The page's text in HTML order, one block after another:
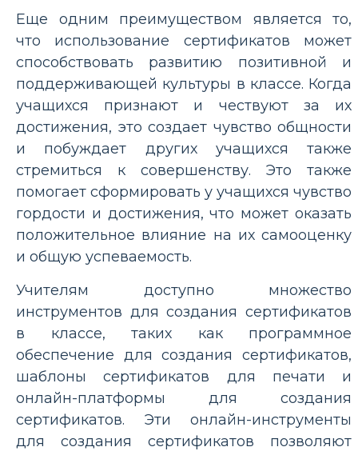
Еще одним преимуществом является то,
что использование сертификатов может
способствовать развитию позитивной и
поддерживающей культуры в классе. Когда
учащихся признают и чествуют за их
достижения, это создает чувство общности
и побуждает других учащихся также
стремиться к совершенству. Это также
помогает сформировать у учащихся чувство
гордости и достижения, что может оказать
положительное влияние на их самооценку
и общую успеваемость.
Учителям доступно множество
инструментов для создания сертификатов
в классе, таких как программное
обеспечение для создания сертификатов,
шаблоны сертификатов для печати и
онлайн-платформы для создания
сертификатов. Эти онлайн-инструменты
для создания сертификатов позволяют